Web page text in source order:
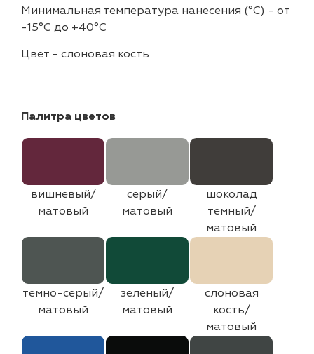
Минимальная температура нанесения (°С) - от
-15°C до +40°C
Цвет - слоновая кость
Палитра цветов
вишневый/
матовый
серый/
матовый
шоколад
темный/
матовый
темно-серый/
матовый
зеленый/
матовый
слоновая
кость/
матовый